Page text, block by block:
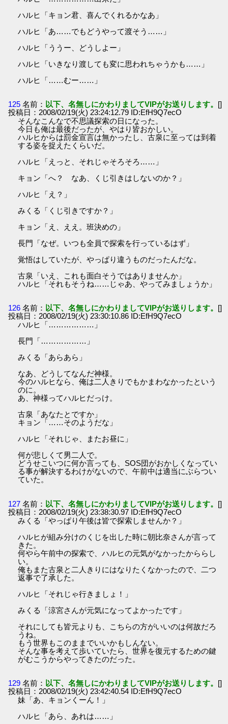
ハルヒ「キョン君、喜んでくれるかなあ」
ハルヒ「あ……でもどうやって渡そう……」
ハルヒ「ううー、どうしよー」
ハルヒ「いきなり渡しても変に思われちゃうかも……」
ハルヒ「……むー……」
125 名前： 以下、名無しにかわりましてVIPがお送りします。 []
投稿日：2008/02/19(火) 23:24:12.79 ID:EfH9Q7ecO
そんなこんなで不思議探索の日になった。
今日も俺は最後だったが、やはり皆おかしい。
ハルヒからは罰金宣言は無かったし、古泉に至っては到着
する姿を捉えたくらいだ。
ハルヒ「えっと、それじゃそろそろ……」
キョン「へ？ なあ、くじ引きはしないのか？」
ハルヒ「え？」
みくる「くじ引きですか？」
キョン「え、ええ。班決めの」
長門「なぜ。いつも全員で探索を行っているはず」
覚悟はしていたが、やっぱり違うものだったんだな。
古泉「いえ、これも面白そうではありませんか」
ハルヒ「それもそうね……じゃあ、やってみましょうか」
126 名前： 以下、名無しにかわりましてVIPがお送りします。 []
投稿日：2008/02/19(火) 23:30:10.86 ID:EfH9Q7ecO
ハルヒ「………………」
長門「………………」
みくる「あらあら」
なあ、どうしてなんだ神様。
今のハルヒなら、俺は二人きりでもかまわなかったという
のに。
あ、神様ってハルヒだっけ。
古泉「あなたとですか」
キョン「……そのようだな」
ハルヒ「それじゃ、またお昼に」
何が悲しくて男二人で。
どうせこいつに何か言っても、SOS団がおかしくなってい
る事が解決するわけがないので、午前中は適当にぶらつい
ていた。
127 名前： 以下、名無しにかわりましてVIPがお送りします。 []
投稿日：2008/02/19(火) 23:38:30.97 ID:EfH9Q7ecO
みくる「やっぱり午後は皆で探索しませんか？」
ハルヒが組み分けのくじを出した時に朝比奈さんが言って
きた。
何やら午前中の探索で、ハルヒの元気がなかったかららし
い。
俺もまた古泉と二人きりにはなりたくなかったので、二つ
返事で了承した。
ハルヒ「それじゃ行きましょ！」
みくる「涼宮さんが元気になってよかったです」
それにしても皆元よりも、こちらの方がいいのは何故だろ
うね。
もう世界もこのままでいいかもしんない。
そんな事を考えて歩いていたら、世界を復元するための鍵
がむこうからやってきたのだった。
129 名前： 以下、名無しにかわりましてVIPがお送りします。 []
投稿日：2008/02/19(火) 23:42:40.54 ID:EfH9Q7ecO
妹「あ、キョンくーん！」
ハルヒ「あら、あれは……」